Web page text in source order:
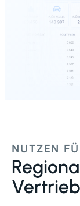
NUTZEN